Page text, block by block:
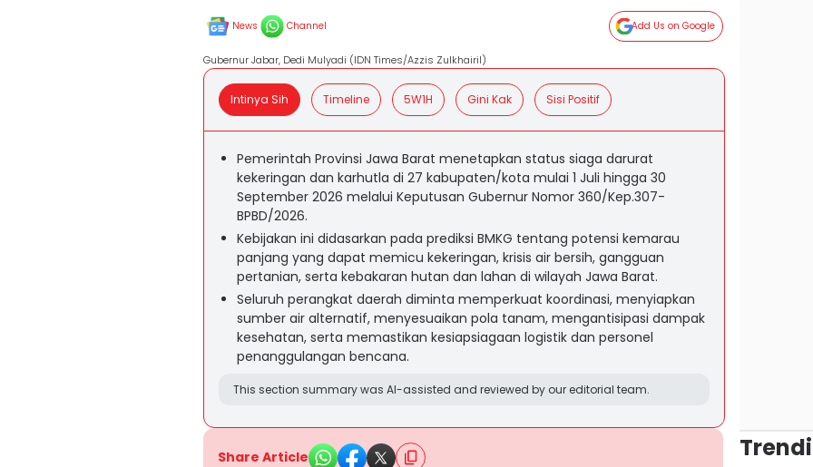
News Channel Add Us on Google
Gubernur Jabar, Dedi Mulyadi (IDN Times/Azzis Zulkhairil)
Intinya Sih Timeline 5W1H Gini Kak Sisi Positif
Pemerintah Provinsi Jawa Barat menetapkan status siaga darurat
kekeringan dan karhutla di 27 kabupaten/kota mulai 1 Juli hingga 30
September 2026 melalui Keputusan Gubernur Nomor 360/Kep.307-
BPBD/2026.
Kebijakan ini didasarkan pada prediksi BMKG tentang potensi kemarau
panjang yang dapat memicu kekeringan, krisis air bersih, gangguan
pertanian, serta kebakaran hutan dan lahan di wilayah Jawa Barat.
Seluruh perangkat daerah diminta memperkuat koordinasi, menyiapkan
sumber air alternatif, menyesuaikan pola tanam, mengantisipasi dampak
kesehatan, serta memastikan kesiapsiagaan logistik dan personel
penanggulangan bencana.
This section summary was AI-assisted and reviewed by our editorial team.
Share Article